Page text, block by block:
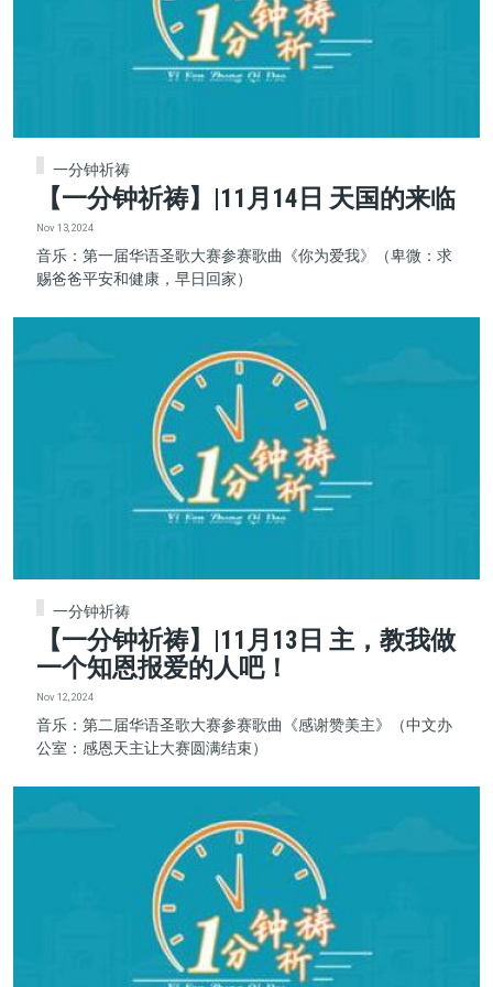
一分钟祈祷
【一分钟祈祷】|11月14日 天国的来临
Nov 13, 2024
音乐：第一届华语圣歌大赛参赛歌曲《你为爱我》（卑微：求
赐爸爸平安和健康，早日回家）
一分钟祈祷
【一分钟祈祷】|11月13日 主，教我做
一个知恩报爱的人吧！
Nov 12, 2024
音乐：第二届华语圣歌大赛参赛歌曲《感谢赞美主》（中文办
公室：感恩天主让大赛圆满结束）